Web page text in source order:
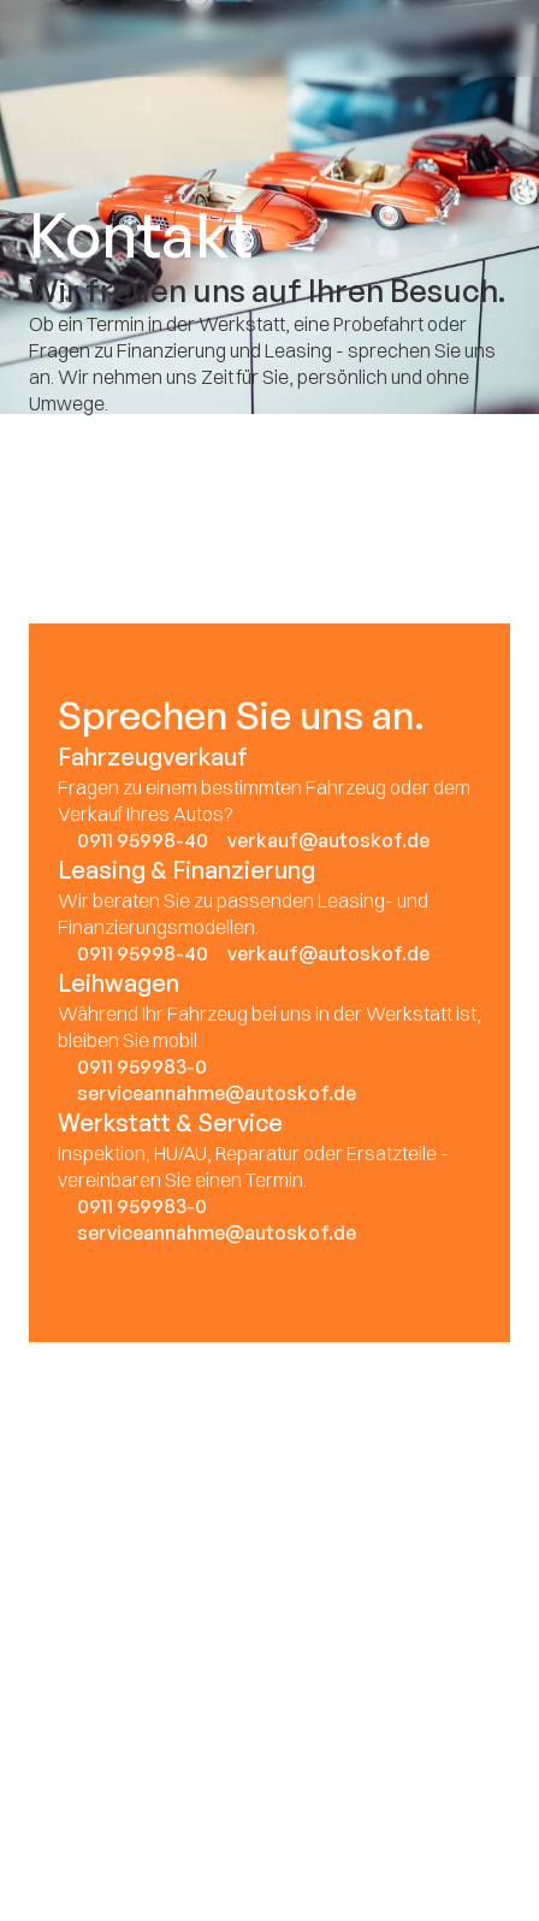
Sprechen Sie uns an.
Fahrzeugverkauf
Fragen zu einem bestimmten Fahrzeug oder dem
Verkauf Ihres Autos?
0911 95998-40
verkauf@autoskof.de
Leasing & Finanzierung
Wir beraten Sie zu passenden Leasing- und
Finanzierungsmodellen.
0911 95998-40
verkauf@autoskof.de
Leihwagen
Während Ihr Fahrzeug bei uns in der Werkstatt ist,
bleiben Sie mobil.
0911 959983-0
serviceannahme@autoskof.de
Werkstatt & Service
Inspektion, HU/AU, Reparatur oder Ersatzteile -
vereinbaren Sie einen Termin.
0911 959983-0
serviceannahme@autoskof.de
Kontakt
Wir freuen uns auf Ihren Besuch.
Ob ein Termin in der Werkstatt, eine Probefahrt oder
Fragen zu Finanzierung und Leasing - sprechen Sie uns
an. Wir nehmen uns Zeit für Sie, persönlich und ohne
Umwege.
90491 Nürnberg